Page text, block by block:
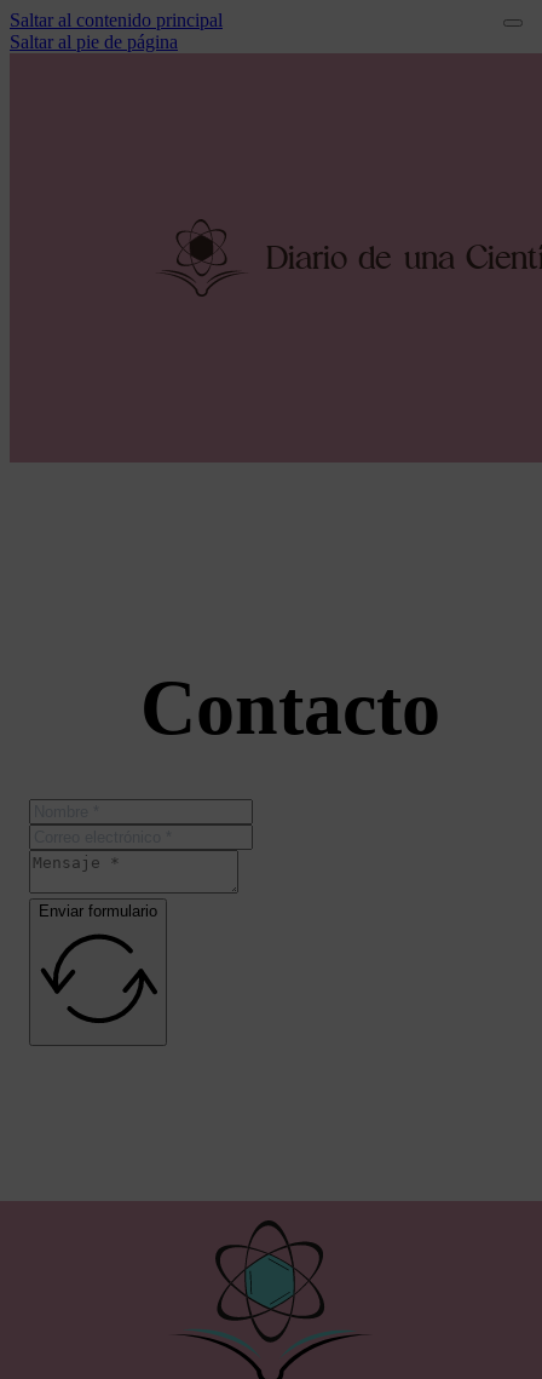
Saltar al contenido principal
Saltar al pie de página
Diario de una Cien
Contacto
Enviar formulario